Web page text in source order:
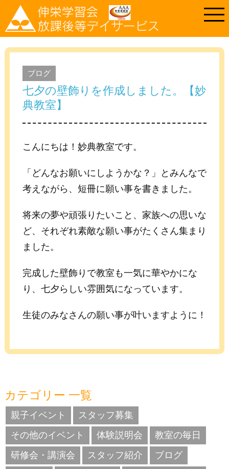
ブログ
七夕の壁飾りを作成しました。【妙
典教室】
こんにちは！妙典教室です。
「どんなお願いにしようかな？」とみんなで
考えながら、短冊に願い事を書きました。
将来の夢や頑張りたいこと、家族への思いな
ど、それぞれ素敵な願い事がたくさん集まり
ました。
完成した壁飾りで教室も一気に華やかにな
り、七夕らしい雰囲気になっています。
生徒のみなさんの願い事が叶いますように！
カテゴリー 一覧
親子イベント
スタッフ募集
その他のイベント
体験説明会
教室の毎日
研修会・講演会
スタッフ紹介
ブログ